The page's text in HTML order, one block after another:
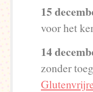
15
voor het
14
zonder